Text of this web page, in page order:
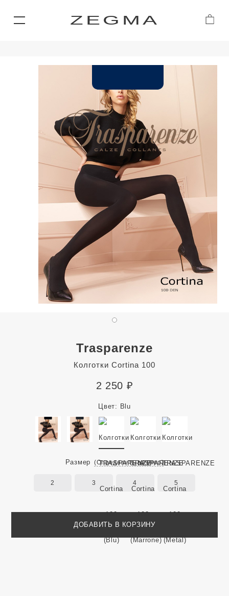
ZEGMA
Trasparenze
Колготки Cortina 100
2 250 ₽
Цвет: Blu
Размер (Определить размер)
2 3 4 5
ДОБАВИТЬ В КОРЗИНУ